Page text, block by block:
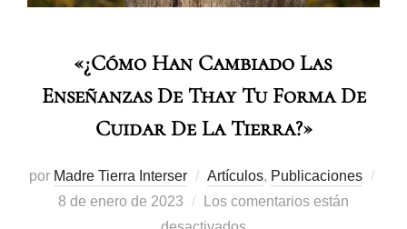
«¿Cómo Han Cambiado Las
Enseñanzas De Thay Tu Forma De
Cuidar De La Tierra?»
por Madre Tierra Interser Artículos, Publicaciones
8 de enero de 2023
Los comentarios están